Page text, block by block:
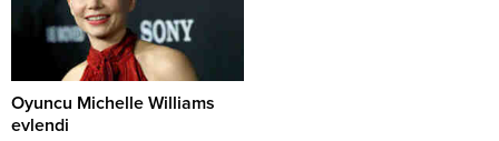
Oyuncu Michelle Williams
evlendi